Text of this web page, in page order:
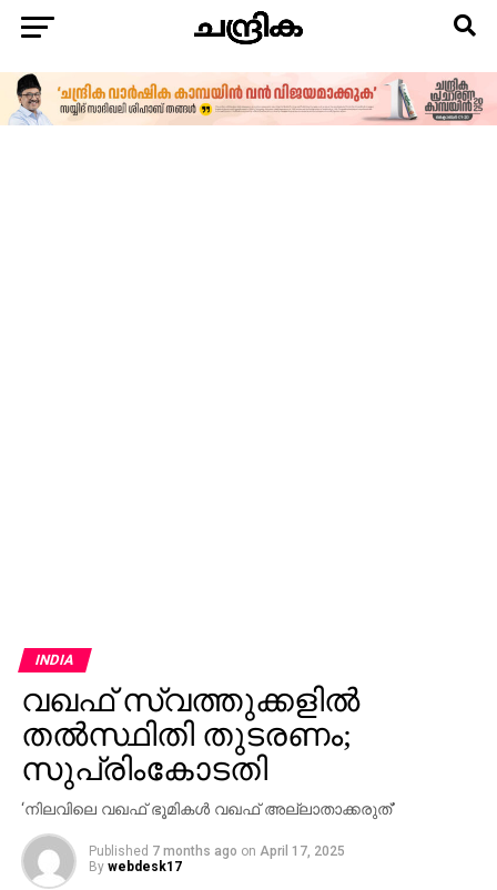
INDIA
വഖഫ് സ്വത്തുക്കളില്‍
തല്‍സ്ഥിതി തുടരണം;
സുപ്രിംകോടതി
‘നിലവിലെ വഖഫ് ഭൂമികള്‍ വഖഫ് അല്ലാതാക്കരുത്’
Published 7 months ago on April 17, 2025
By webdesk17